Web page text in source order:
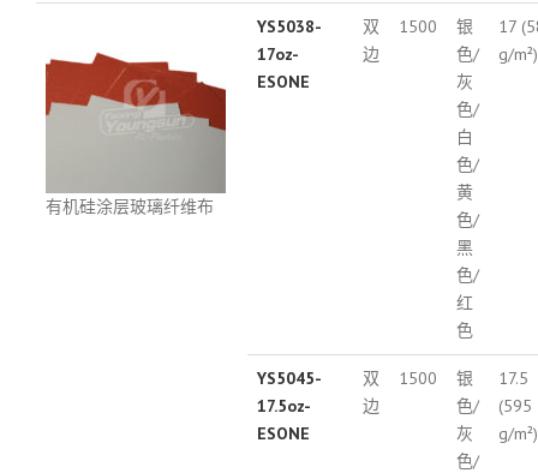
有机硅涂层玻璃纤维布
YS5038-
17oz-
ESONE
双
边
1500
银
色/
灰
色/
白
色/
黄
色/
黑
色/
红
色
17
g/m²)
YS5045-
17.5oz-
ESONE
双
边
1500
银
色/
灰
色/
17.5
(595
g/m²)